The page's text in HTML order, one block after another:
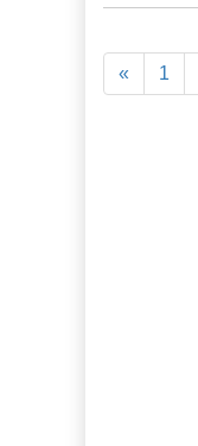
« 1